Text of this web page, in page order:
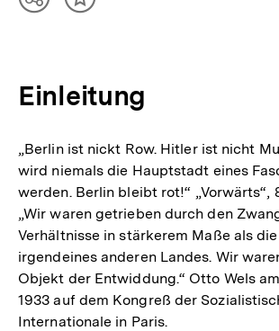
TeilenInhalt
Einleitung
„Berlin ist nickt Row. Hitler ist nicht
wird niemals die Hauptstadt eines
werden. Berlin bleibt rot!“ „Vorwärts“,
„Wir waren getrieben durch den
Verhältnisse in stärkerem Maße als
irgendeines anderen Landes. Wir
Objekt der Entwiddung.“ Otto Wels
1933 auf dem Kongreß der
Internationale in Paris.